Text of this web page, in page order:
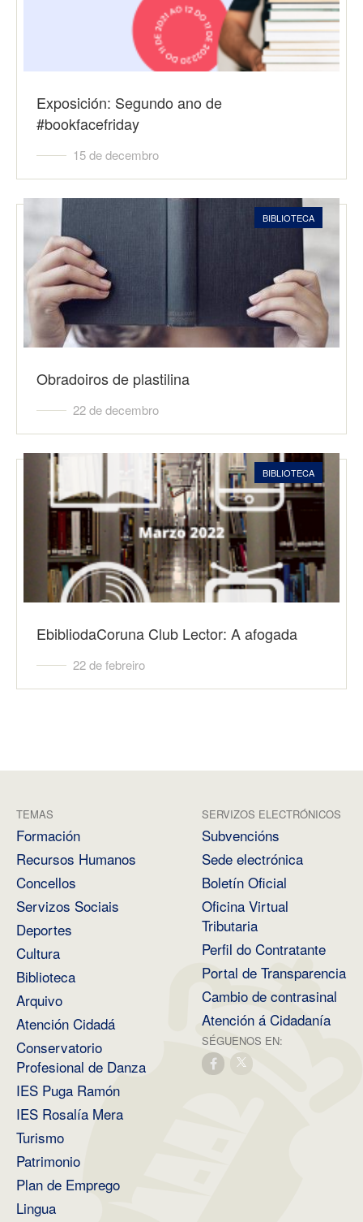
Exposición: Segundo ano de
#bookfacefriday
15 de decembro
BIBLIOTECA
Obradoiros de plastilina
22 de decembro
BIBLIOTECA
EbibliodaCoruna Club Lector: A afogada
22 de febreiro
TEMAS
Formación
Recursos Humanos
Concellos
Servizos Sociais
Deportes
Cultura
Biblioteca
Arquivo
Atención Cidadá
Conservatorio
Profesional de Danza
IES Puga Ramón
IES Rosalía Mera
Turismo
Patrimonio
Plan de Emprego
Lingua
SERVIZOS ELECTRÓNICOS
Subvencións
Sede electrónica
Boletín Oficial
Oficina Virtual
Tributaria
Perfil do Contratante
Portal de Transparencia
Cambio de contrasinal
Atención á Cidadanía
SÉGUENOS EN: